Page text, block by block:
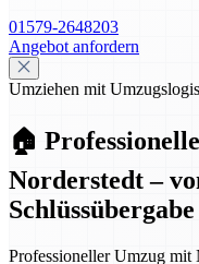
01579-2648203
Angebot anfordern
Umziehen mit
🏠
Norderstedt –
Schlüssübergabe
Professioneller Umzug mit